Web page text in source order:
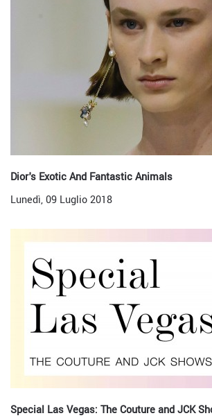
Dior's Exotic And Fantastic Animals
Lunedì, 09 Luglio 2018
Special Las Vegas: The Couture and JCK